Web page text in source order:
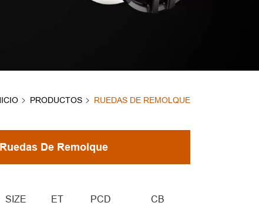
PRODUCTOS RUEDAS DE REMOLQUE
Ruedas De Remolque
SIZE ET PCD CB